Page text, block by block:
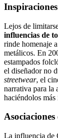
Lejos de
influencias de
rinde homenaje
metálicos. En
estampados
el diseñador no
streetwear, el
narrativa para la
haciéndolos
La influencia de